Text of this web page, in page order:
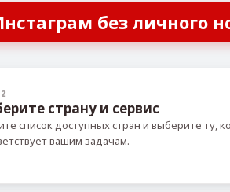
без личного
страну и сервис
список доступных стран и выберите ту,
вашим задачам.